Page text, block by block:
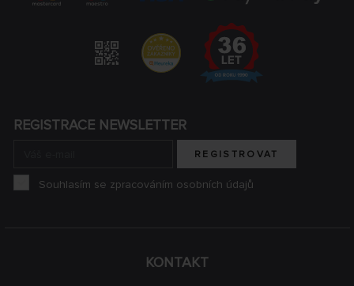
KONTAKT
REGISTRACE NEWSLETTER
REGISTROVAT
Souhlasím se zpracováním osobních údajů